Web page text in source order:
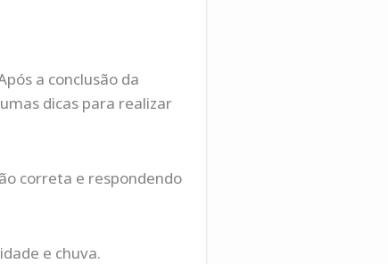
a conclusão da
dicas para realizar
correta e respondendo
e chuva.